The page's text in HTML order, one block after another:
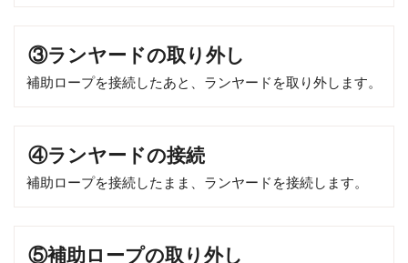
③ランヤードの取り外し
補助ロープを接続したあと、ランヤードを取り外します。
④ランヤードの接続
補助ロープを接続したまま、ランヤードを接続します。
⑤補助ロープの取り外し